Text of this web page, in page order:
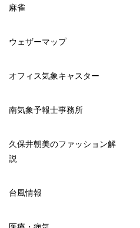
麻雀
ウェザーマップ
オフィス気象キャスター
南気象予報士事務所
久保井朝美のファッション解
説
台風情報